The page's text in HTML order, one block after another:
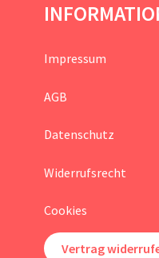
Impressum
AGB
Datenschutz
Widerrufsrecht
Cookies
Vertrag